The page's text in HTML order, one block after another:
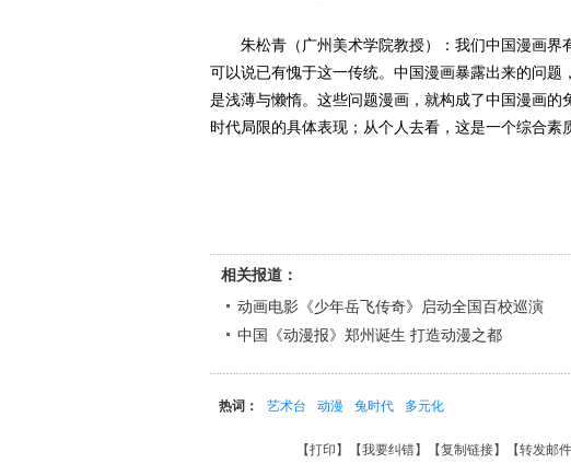
朱松青（广州美术学院教授）：我们中国漫画界
可以说已有愧于这一传统。中国漫画暴露出来的问
是浅薄与懒惰。这些问题漫画，就构成了中国漫画
时代局限的具体表现；从个人去看，这是一个综合素
相关报道：
动画电影《少年岳飞传奇》启动全国百校巡演
中国《动漫报》郑州诞生 打造动漫之都
热词： 艺术台 动漫 兔时代 多元化
【打印 】【我要纠错】【复制链接】【转发邮件